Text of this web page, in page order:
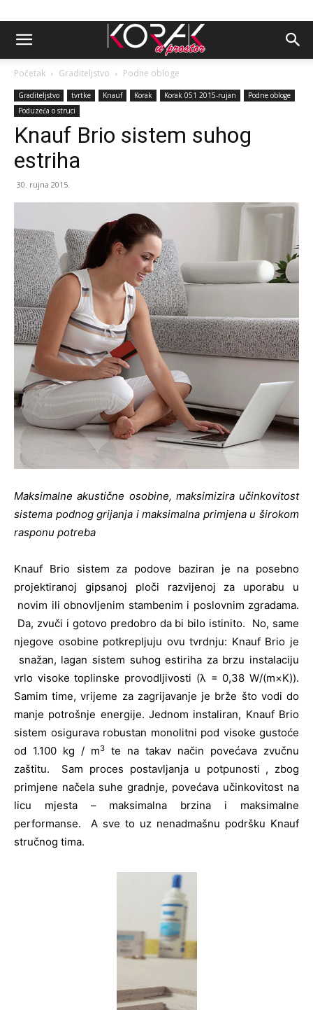
Početak Graditeljstvo Podne obloge
Graditeljstvo tvrtke Knauf Korak Korak 051 2015-rujan
Podne obloge
Poduzeća o struci
Knauf Brio sistem suhog
estriha
30. rujna 2015.
Maksimalne akustične osobine, maksimizira učinkovitost
sistema podnog grijanja i maksimalna primjena u širokom
rasponu potreba
Knauf Brio sistem za podove baziran je na posebno
projektiranoj gipsanoj ploči razvijenoj za uporabu u
novim ili obnovljenim stambenim i poslovnim zgradama.
Da, zvuči i gotovo predobro da bi bilo istinito. No, same
njegove osobine potkrepljuju ovu tvrdnju: Knauf Brio je
snažan, lagan sistem suhog estiriha za brzu instalaciju
vrlo visoke toplinske provodljivosti (λ = 0,38 W/(m×K)).
Samim time, vrijeme za zagrijavanje je brže što vodi do
manje potrošnje energije. Jednom instaliran, Knauf Brio
sistem osigurava robustan monolitni pod visoke gustoće
od 1.100 kg / m3
te na takav način povećava zvučnu
zaštitu. Sam proces postavljanja u potpunosti , zbog
primjene načela suhe gradnje, povećava učinkovitost na
licu mjesta – maksimalna brzina i maksimalne
performanse. A sve to uz nenadmašnu podršku Knauf
stručnog tima.